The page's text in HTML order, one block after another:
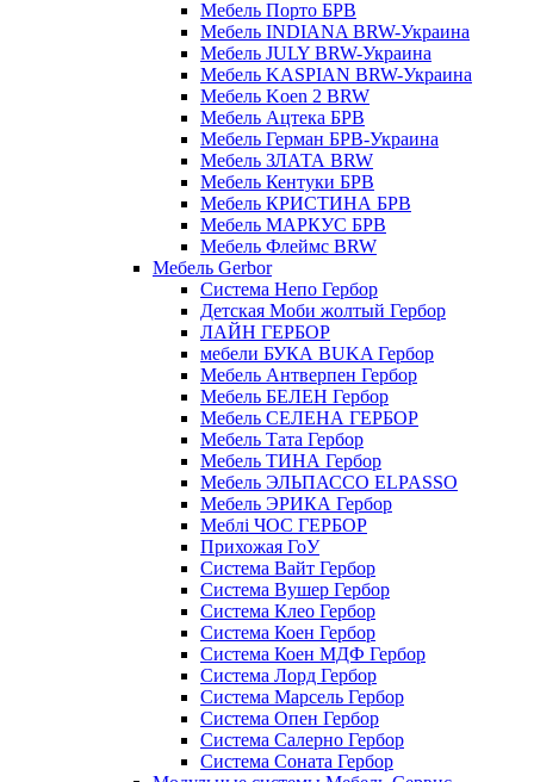
Мебель Порто БРВ
Мебель INDIANA BRW-Украина
Мебель JULY BRW-Украина
Мебель KASPIAN BRW-Украина
Мебель Koen 2 BRW
Мебель Ацтека БРВ
Мебель Герман БРВ-Украина
Мебель ЗЛАТА BRW
Мебель Кентуки БРВ
Мебель КРИСТИНА БРВ
Мебель МАРКУС БРВ
Мебель Флеймс BRW
Мебель Gerbor
Cистема Непо Гербор
Детская Моби жолтый Гербор
ЛАЙН ГЕРБОР
мебели БУКА BUKA Гербор
Мебель Антверпен Гербор
Мебель БЕЛЕН Гербор
Мебель СЕЛЕНА ГЕРБОР
Мебель Тата Гербор
Мебель ТИНА Гербор
Мебель ЭЛЬПАССО ELPASSO
Мебель ЭРИКА Гербор
Меблі ЧОС ГЕРБОР
Прихожая ГоУ
Система Вайт Гербор
Система Вушер Гербор
Система Клео Гербор
Система Коен Гербор
Система Коен МДФ Гербор
Система Лорд Гербор
Система Марсель Гербор
Система Опен Гербор
Система Салерно Гербор
Система Соната Гербор